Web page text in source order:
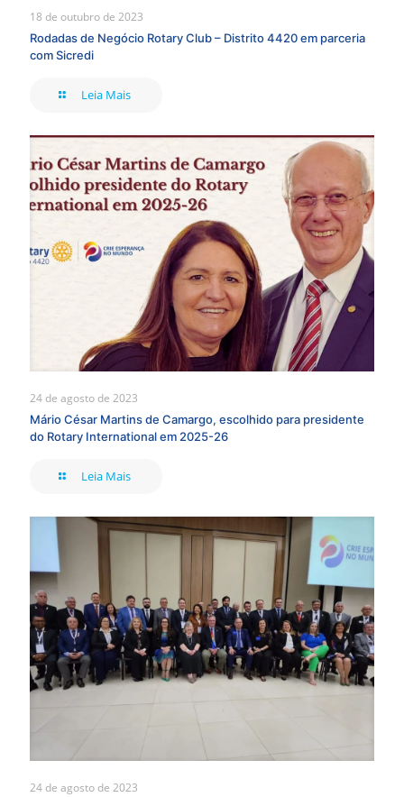
18 de outubro de 2023
Rodadas de Negócio Rotary Club – Distrito 4420 em parceria
com Sicredi
Leia Mais
24 de agosto de 2023
Mário César Martins de Camargo, escolhido para presidente
do Rotary International em 2025-26
Leia Mais
24 de agosto de 2023